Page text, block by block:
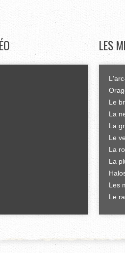
LES
Le
La
La
Le
La
La
Les
Le